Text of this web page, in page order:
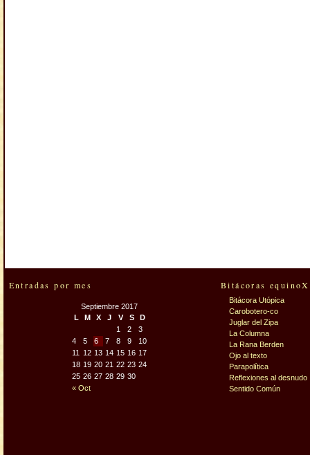
Entradas por mes
Septiembre 2017
L
M X J V S D
« Oct
1 2
3
4
5 6 7 8 9
10
11
12 13 14 15 16 17
18 19 20 21 22 23 24
25 26 27 28 29 30
Bitácoras
Bitácora Utópica
Carobotero-co
Juglar del Zipa
La Columna
La Rana Berden
Ojo al texto
Parapolítica
Reflexiones al desnudo
Sentido Común